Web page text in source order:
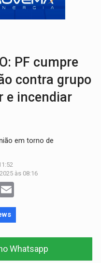
PF cumpre
contra grupo
e incendiar
em torno de
às 08:16
Whatsapp